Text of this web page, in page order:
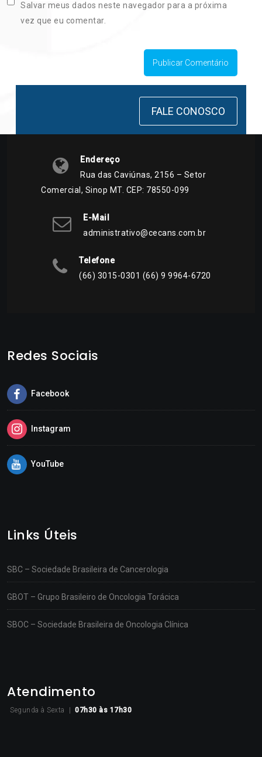
Salvar meus dados neste navegador para a próxima
vez que eu comentar.
FALE CONOSCO
Endereço
Rua das Caviúnas, 2156 – Setor
Comercial, Sinop MT. CEP: 78550-099
E-Mail
administrativo@cecans.com.br
Telefone
(66) 3015-0301 (66) 9 9964-6720
Redes Sociais
Facebook
Instagram
YouTube
Links Úteis
SBC – Sociedade Brasileira de Cancerologia
GBOT – Grupo Brasileiro de Oncologia Torácica
SBOC – Sociedade Brasileira de Oncologia Clínica
Atendimento
Segunda à Sexta | 07h30 às 17h30